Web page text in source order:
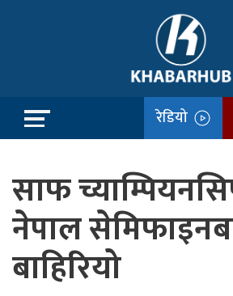
रेडियो
साफ
नेपाल
बाहिरियो